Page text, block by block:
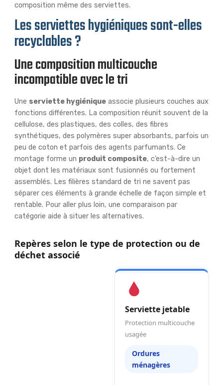
composition même des serviettes.
Les serviettes hygiéniques sont-elles
recyclables ?
Une composition multicouche
incompatible avec le tri
Une serviette hygiéniqueassocie plusieurs couches aux
fonctions différentes. La composition réunit souvent de la
cellulose, des plastiques, des colles, des fibres
synthétiques, des polymères super absorbants, parfois un
peu de coton et parfois des agents parfumants. Ce
montage forme un produit composite, c’est-à-dire un
objet dont les matériaux sont fusionnés ou fortement
assemblés. Les filières standard de tri ne savent pas
séparer ces éléments à grande échelle de façon simple et
rentable. Pour aller plus loin, une comparaison par
catégorie aide à situer les alternatives.
Repères selon le type de protection ou de
déchet associé
Serviette jetable
Protection multicouche
usagée
Ordures
ménagères